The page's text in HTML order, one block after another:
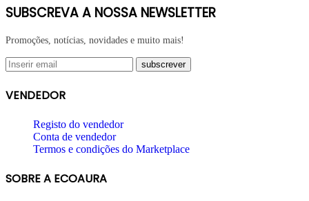
SUBSCREVA A NOSSA NEWSLETTER
Promoções, notícias, novidades e muito mais!
VENDEDOR
Registo do vendedor
Conta de vendedor
Termos e condições do Marketplace
SOBRE A ECOAURA